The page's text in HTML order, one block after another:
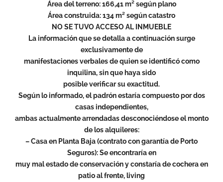
Área del terreno: 166,41 m² según plano
Área construida: 134 m² según catastro
NO SE TUVO ACCESO AL INMUEBLE
La información que se detalla a continuación surge
exclusivamente de
manifestaciones verbales de quien se identificó como
inquilina, sin que haya sido
posible verificar su exactitud.
Según lo informado, el padrón estaría compuesto por dos
casas independientes,
ambas actualmente arrendadas desconociéndose el monto
de los alquileres:
– Casa en Planta Baja (contrato con garantía de Porto
Seguros): Se encontraría en
muy mal estado de conservación y constaría de cochera en
patio al frente, living